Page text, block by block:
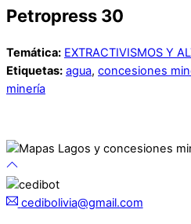
Petropress 30
Temática: EXTRACTIVISMOS Y
Etiquetas: agua, concesiones
minería
cedibolivia@gmail.com